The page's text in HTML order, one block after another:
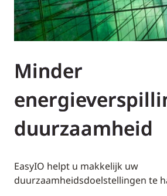
Minder
duurzaamheid
EasyIO helpt u makkelijk uw
duurzaamheidsdoelstellingen te